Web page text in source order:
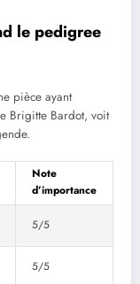
le pedigree
pièce ayant
Brigitte Bardot, voit
Note
d’importance
5/5
5/5